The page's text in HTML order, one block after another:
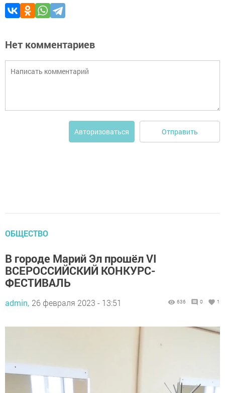
Нет комментариев
Авторизоваться Отправить
ОБЩЕСТВО
В городе Марий Эл прошёл VI
ВСЕРОССИЙСКИЙ КОНКУРС-
ФЕСТИВАЛЬ
admin, 26 февраля 2023 - 13:51 636 0 1